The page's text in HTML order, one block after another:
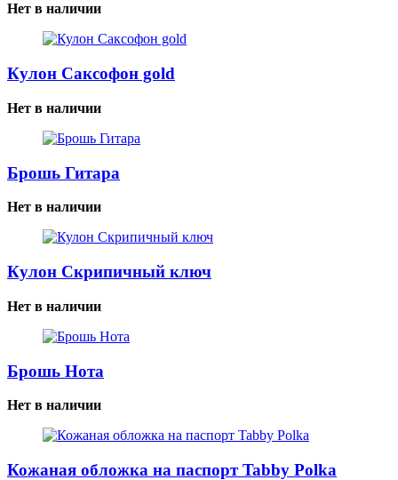
Нет в наличии
Кулон Саксофон gold
Нет в наличии
Брошь Гитара
Нет в наличии
Кулон Скрипичный ключ
Нет в наличии
Брошь Нота
Нет в наличии
Кожаная обложка на паспорт Tabby Polka